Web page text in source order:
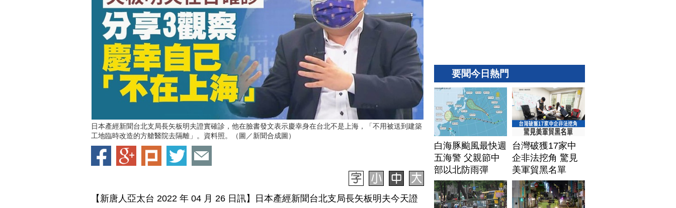
日本產經新聞台北支局長矢板明夫證實確診，他在臉書發文表示慶幸身在台北不是上海，「不用被送到建築
工地臨時改造的方艙醫院去隔離」。資料照。（圖／新聞合成圖）
【新唐人亞太台 2022 年 04 月 26 日訊】日本產經新聞台北支局長矢板明夫今天證
要聞今日熱門
白海豚颱風最快週
五海警 父親節中
部以北防雨彈
台灣破獲17家中
企非法挖角 驚見
美軍貿黑名單